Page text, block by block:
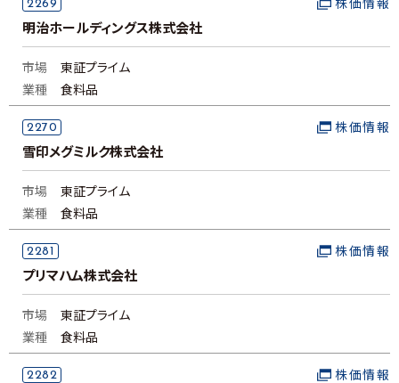
2269
明治ホールディングス株式会社
株価情報
市場
東証プライム
業種
食料品
2270
雪印メグミルク株式会社
株価情報
市場
東証プライム
業種
食料品
2281
プリマハム株式会社
株価情報
市場
東証プライム
業種
食料品
2282 株価情報